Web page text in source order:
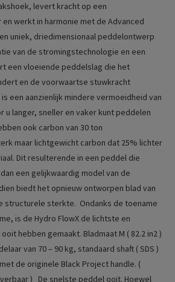
levert kracht op een
werkt in harmonie met de Advanced
​​uniek, driedimensionaal peddelontwerp
van de stromingstechnologie en een
een vloeiende peddelslag die het
en de voorwaartse stuwkracht
een aanzienlijk mindere vermoeidheid van
u langer, sneller en vaker kunt peddelen
ook carbon van 30 ton
maar lichtgewicht carbon dat 25% lichter
Dit resulterende in een peddel die
een gelijkwaardig model van de
biedt het opnieuw ontworpen blad van
structurele sterkte. Ondanks de toename
is de Hydro FlowX de lichtste en
hebben gemaakt. Bladmaat M ( 82.2 in2 )
van 70 – 90 kg, standaard shaft ( SDS )
de originele Black Project handle. (
)
De snelste peddel ooit. Hoewel